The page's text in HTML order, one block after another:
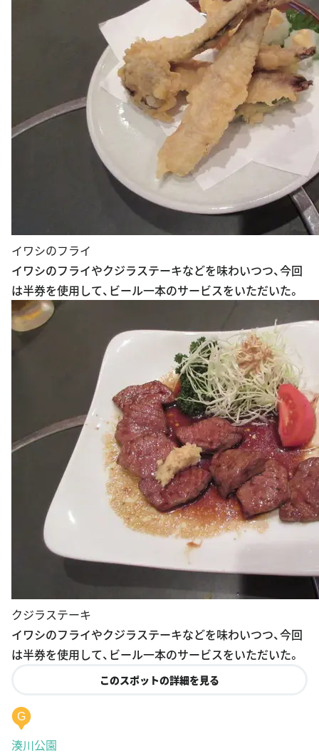
イワシのフライ
イワシのフライやクジラステーキなどを味わいつつ、今回
は半券を使用して、ビール一本のサービスをいただいた。
クジラステーキ
イワシのフライやクジラステーキなどを味わいつつ、今回
は半券を使用して、ビール一本のサービスをいただいた。
このスポットの詳細を見る
G
湊川公園